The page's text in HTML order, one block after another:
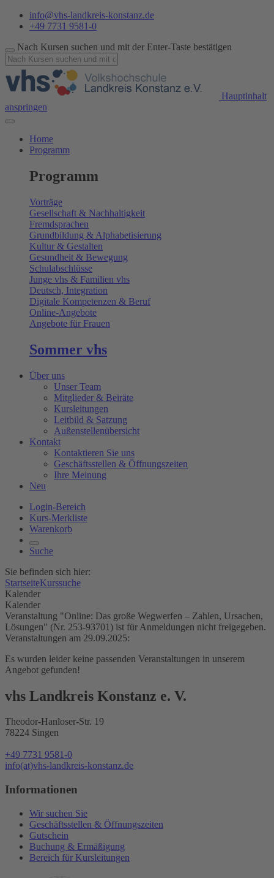
info@vhs-landkreis-konstanz.de
+49 7731 9581-0
Nach Kursen suchen und mit der Enter-Taste bestätigen
Hauptinhalt
anspringen
Home
Programm
Programm
Vorträge
Gesellschaft & Nachhaltigkeit
Fremdsprachen
Grundbildung & Alphabetisierung
Kultur & Gestalten
Gesundheit & Bewegung
Schulabschlüsse
Junge vhs & Familien vhs
Deutsch, Integration
Digitale Kompetenzen & Beruf
Online-Angebote
Angebote für Frauen
Sommer vhs
Über uns
Unser Team
Mitglieder & Beiräte
Kursleitungen
Leitbild & Satzung
Außenstellenübersicht
Kontakt
Kontaktieren Sie uns
Geschäftsstellen & Öffnungszeiten
Ihre Meinung
Neu
Login-Bereich
Kurs-Merkliste
Warenkorb
Suche
Sie befinden sich hier:
StartseiteKurssuche
Kalender
Kalender
Veranstaltung "Online: Das große Wegwerfen – Zahlen, Ursachen,
Lösungen" (Nr. 253-93701) ist für Anmeldungen nicht freigegeben.
Veranstaltungen am 29.09.2025:
Es wurden leider keine passenden Veranstaltungen in unserem
Angebot gefunden!
vhs Landkreis Konstanz e. V.
Theodor-Hanloser-Str. 19
78224 Singen
+49 7731 9581-0
info(at)vhs-landkreis-konstanz.de
Informationen
Wir suchen Sie
Geschäftsstellen & Öffnungszeiten
Gutschein
Buchung & Ermäßigung
Bereich für Kursleitungen